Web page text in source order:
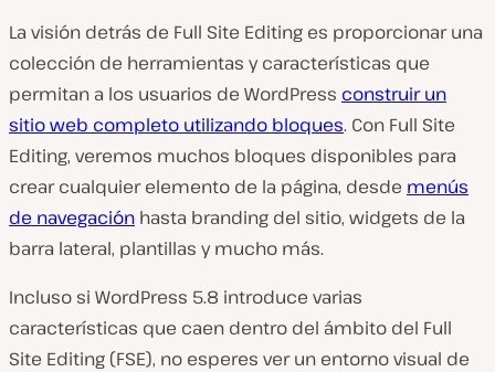
La visión detrás de Full Site Editing es proporcionar una
colección de herramientas y características que
permitan a los usuarios de WordPress construir un
sitio web completo utilizando bloques. Con Full Site
Editing, veremos muchos bloques disponibles para
crear cualquier elemento de la página, desde menús
de navegación hasta branding del sitio, widgets de la
barra lateral, plantillas y mucho más.
Incluso si WordPress 5.8 introduce varias
características que caen dentro del ámbito del Full
Site Editing (FSE), no esperes ver un entorno visual de